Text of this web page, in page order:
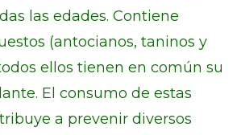
las edades. Contiene
(antocianos, taninos y
ellos tienen en común su
El consumo de estas
a prevenir diversos